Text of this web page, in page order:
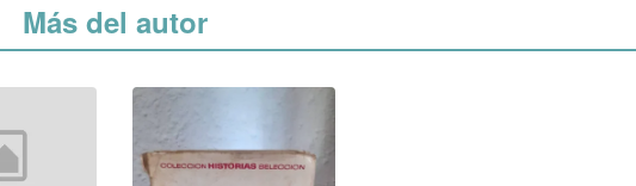
Más del autor